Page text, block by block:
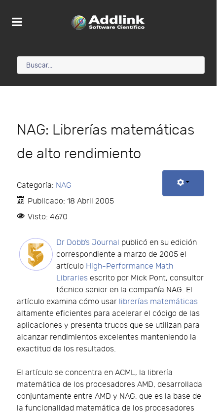
NAG: Librerías matemáticas
de alto rendimiento
Categoría: NAG
Publicado: 18 Abril 2005
Visto: 4670
Dr Dobb’s Journal publicó en su edición
correspondiente a marzo de 2005 el
artículo High-Performance Math
Libraries escrito por Mick Pont, consultor
técnico senior en la compañía NAG. El
artículo examina cómo usar librerías matemáticas
altamente eficientes para acelerar el código de las
aplicaciones y presenta trucos que se utilizan para
alcanzar rendimientos excelentes manteniendo la
exactitud de los resultados.
El artículo se concentra en ACML, la librería
matemática de los procesadores AMD, desarrollada
conjuntamente entre AMD y NAG, que es la base de
la funcionalidad matemática de los procesadores